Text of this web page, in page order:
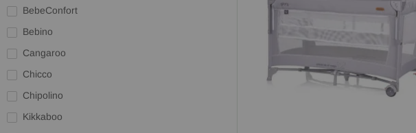
BebeConfort
Bebino
Cangaroo
Chicco
Chipolino
Kikkaboo